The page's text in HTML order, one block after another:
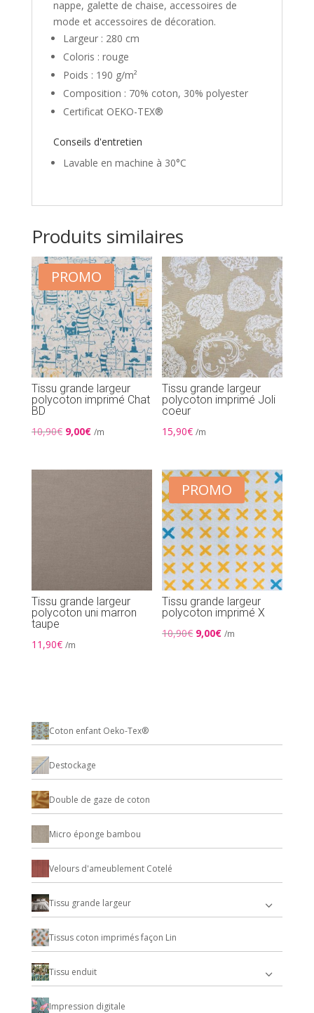
Coton enfant Oeko-Tex®
Destockage
Double de gaze de coton
Micro éponge bambou
Velours d'ameublement Cotelé
Tissu grande largeur
Tissus coton imprimés façon Lin
Tissu enduit
Impression digitale
nappe, galette de chaise, accessoires de
mode et accessoires de décoration.
Largeur : 280 cm
Coloris : rouge
Poids : 190 g/m²
Composition : 70% coton, 30% polyester
Certificat OEKO-TEX®
Conseils d'entretien
Lavable en machine à 30°C
Produits similaires
PROMO
Tissu grande largeur
polycoton imprimé Chat
BD
10,90€ Le
initial
9,00€Le
actuel
/m
Tissu grande largeur
polycoton imprimé Joli
coeur
15,90€ /m
Tissu grande largeur
polycoton uni marron
taupe
11,90€ /m
PROMO
Tissu grande largeur
polycoton imprimé X
10,90€ Le
9,00€Le
/m